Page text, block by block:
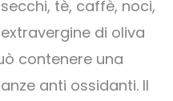
tè, caffè, noci,
di oliva
contenere una
anti ossidanti. Il